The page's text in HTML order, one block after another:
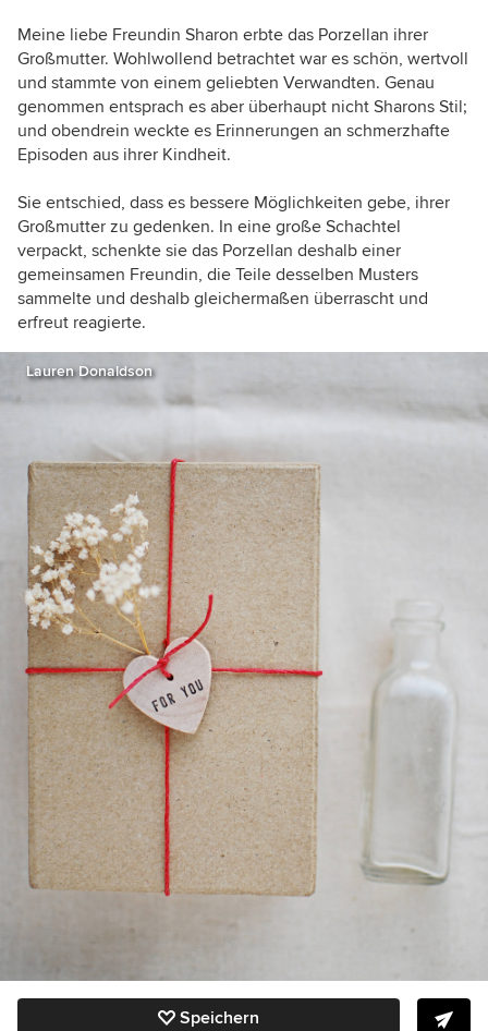
Meine liebe Freundin Sharon erbte das Porzellan ihrer
Großmutter. Wohlwollend betrachtet war es schön, wertvoll
und stammte von einem geliebten Verwandten. Genau
genommen entsprach es aber überhaupt nicht Sharons Stil;
und obendrein weckte es Erinnerungen an schmerzhafte
Episoden aus ihrer Kindheit.
Sie entschied, dass es bessere Möglichkeiten gebe, ihrer
Großmutter zu gedenken. In eine große Schachtel
verpackt, schenkte sie das Porzellan deshalb einer
gemeinsamen Freundin, die Teile desselben Musters
sammelte und deshalb gleichermaßen überrascht und
erfreut reagierte.
Lauren Donaldson
Speichern